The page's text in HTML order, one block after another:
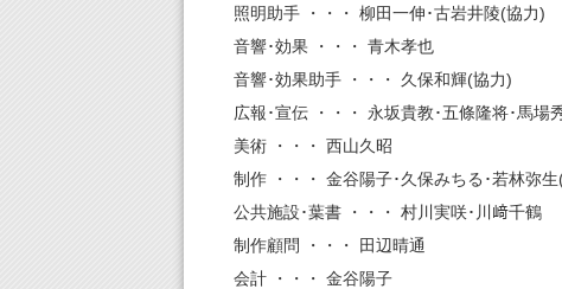
照明助手 ・・・ 柳田一伸･古岩井陵(協力)
音響･効果 ・・・ 青木孝也
音響･効果助手 ・・・ 久保和輝(協力)
広報･宣伝 ・・・ 永坂貴教･五條隆将･馬場
美術 ・・・ 西山久昭
制作 ・・・ 金谷陽子･久保みちる･若林弥
公共施設･葉書 ・・・ 村川実咲･川﨑千鶴
制作顧問 ・・・ 田辺晴通
会計 ・・・ 金谷陽子